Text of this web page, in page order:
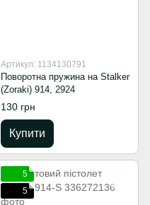
Артикул: 1134130791
Поворотна пружина на Stalker
(Zoraki) 914, 2924
130 грн
Купити
5
5